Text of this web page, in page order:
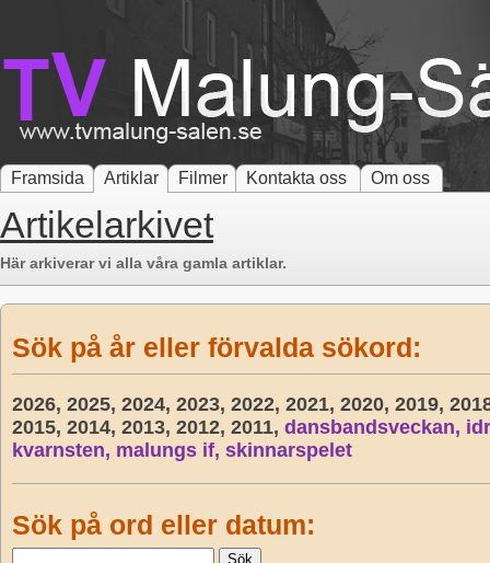
Framsida Artiklar Filmer Kontakta oss Om oss
Artikelarkivet
Här arkiverar vi alla våra gamla artiklar.
Sök på år eller förvalda sökord:
2026, 2025, 2024, 2023, 2022, 2021, 2020, 2019,
2015, 2014, 2013, 2012, 2011, dansbandsveckan,
kvarnsten, malungs if, skinnarspelet
Sök på ord eller datum: